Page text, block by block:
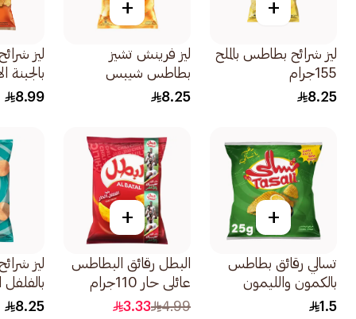
+
ليز شرائح بطاطس بالملح
155جرام
8.25
+
ليز فرينش تشيز
بطاطس شيبس
155جرام
8.25
ليز
بالجبنة
160جرام
8.99
+
تسالي رقائق بطاطس
بالكمون والليمون
25جرام
1.5
+
البطل رقائق البطاطس
عائلي حار 110جرام
4.99
3.33
ليز
بالفلفل
155جرام
8.25